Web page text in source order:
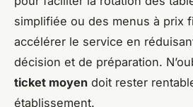
simplifiée ou des menus à prix
accélérer le service en
décision et de préparation.
ticket moyen doit rester
établissement.